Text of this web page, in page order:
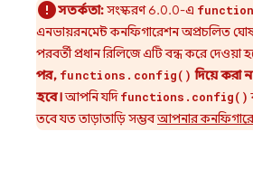
সতর্কতা:সংস্করণ 6.0.0-এ
এনভায়রনমেন্ট কনফিগারেশন অপ্রচলিত
পরবর্তী প্রধান রিলিজে এটি বন্ধ করে দেওয়া
পর, functions.config() দিয়ে করা
হবে।আপনি যদিfunctions.config()
তবে যত তাড়াতাড়ি সম্ভবআপনার